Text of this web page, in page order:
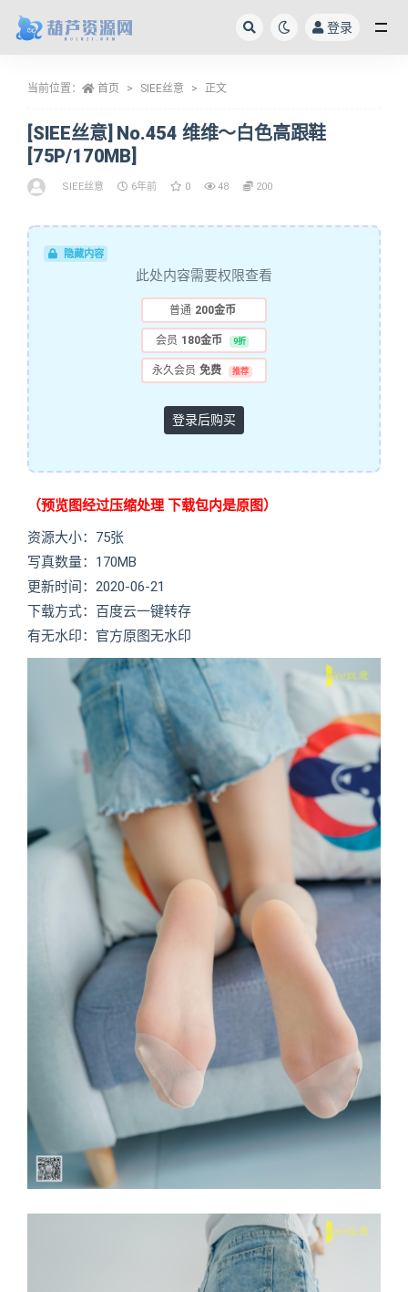
登录
当前位置： 首页 SIEE丝意 正文
[SIEE丝意] No.454 维维～白色高跟鞋
[75P/170MB]
SIEE丝意 6年前 0 48 200
隐藏内容
此处内容需要权限查看
普通 200金币
会员 180金币 9折
永久会员 免费 推荐
登录后购买
（预览图经过压缩处理 下载包内是原图）
资源大小：75张
写真数量：170MB
更新时间：2020-06-21
下载方式：百度云一键转存
有无水印：官方原图无水印